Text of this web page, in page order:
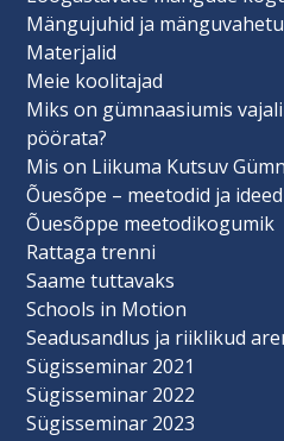
Mängujuhid ja
Materjalid
Meie koolitajad
Miks on gümnaasiumis
pöörata?
Mis on Liikuma Kutsuv
Õuesõpe – meetodid ja ideed
Õuesõppe meetodikogumik
Rattaga trenni
Saame tuttavaks
Schools in Motion
Seadusandlus ja riiklikud
Sügisseminar 2021
Sügisseminar 2022
Sügisseminar 2023